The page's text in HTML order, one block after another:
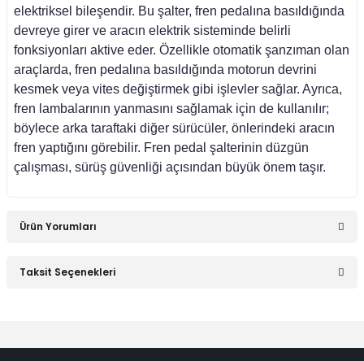
(1976-1984)
(1984-1993)
(1979-1991)
(1982-1993)
W470 (2017-)
elektriksel bileşendir. Bu şalter, fren pedalına basıldığında
devreye girer ve aracın elektrik sisteminde belirli
fonksiyonları aktive eder. Özellikle otomatik şanzıman olan
araçlarda, fren pedalına basıldığında motorun devrini
kesmek veya vites değiştirmek gibi işlevler sağlar. Ayrıca,
fren lambalarının yanmasını sağlamak için de kullanılır;
böylece arka taraftaki diğer sürücüler, önlerindeki aracın
fren yaptığını görebilir. Fren pedal şalterinin düzgün
çalışması, sürüş güvenliği açısından büyük önem taşır.
Ürün Yorumları
Taksit Seçenekleri